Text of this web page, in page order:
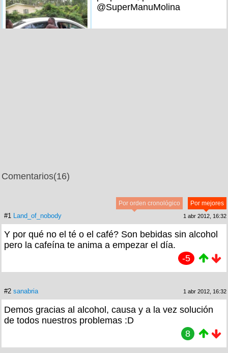
@SuperManuMolina
Comentarios(16)
Por mejores
Por orden cronológico
#1 Land_of_nobody 1 abr 2012, 16:32
Y por qué no el té o el café? Son bebidas sin alcohol
pero la cafeína te anima a empezar el día.
-5
#2 sanabria 1 abr 2012, 16:32
Demos gracias al alcohol, causa y a la vez solución
de todos nuestros problemas :D
8